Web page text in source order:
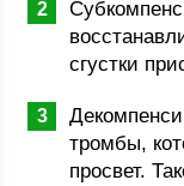
сгустки
тромбы,
просвет.